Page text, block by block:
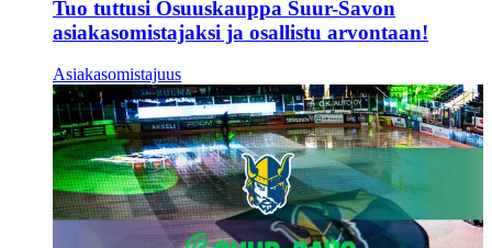
Tuo tuttusi Osuuskauppa Suur-Savon
asiakasomistajaksi ja osallistu arvontaan!
Asiakasomistajuus